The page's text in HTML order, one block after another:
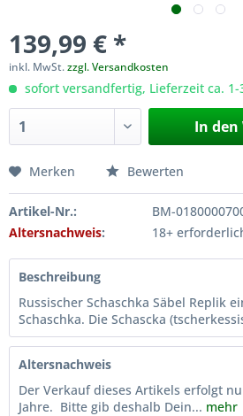
139,99 € *
inkl. MwSt.zzgl. Versandkosten
sofort versandfertig, Lieferzeit ca. 1-
In den
Merken Bewerten
Artikel-Nr.:
BM-
Altersnachweis: 18+
Beschreibung
Russischer Schaschka Säbel Replik
Schaschka. Die Schascka
Altersnachweis
Der Verkauf dieses Artikels erfolgt
Jahre. Bitte gib deshalb Dein... mehr